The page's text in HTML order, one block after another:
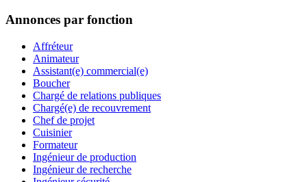
Annonces par fonction
Affréteur
Animateur
Assistant(e) commercial(e)
Boucher
Chargé de relations publiques
Chargé(e) de recouvrement
Chef de projet
Cuisinier
Formateur
Ingénieur de production
Ingénieur de recherche